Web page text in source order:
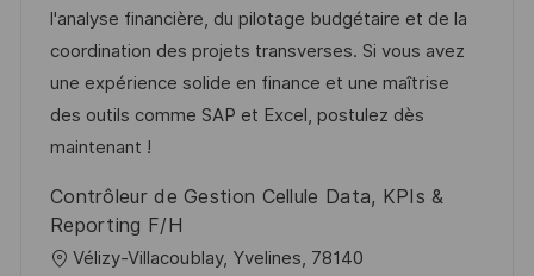
s
a
t
i
o
’
a
f
f
i
h
e
n
c
e
p
g
o
r
i
e
l'analyse financière, du pilotage budgétaire et de la
coordination des projets transverses. Si vous avez
une expérience solide en finance et une maîtrise
des outils comme SAP et Excel, postulez dès
maintenant !
Contrôleur de Gestion Cellule Data, KPIs &
Reporting F/H
Vélizy-Villacoublay, Yvelines, 78140